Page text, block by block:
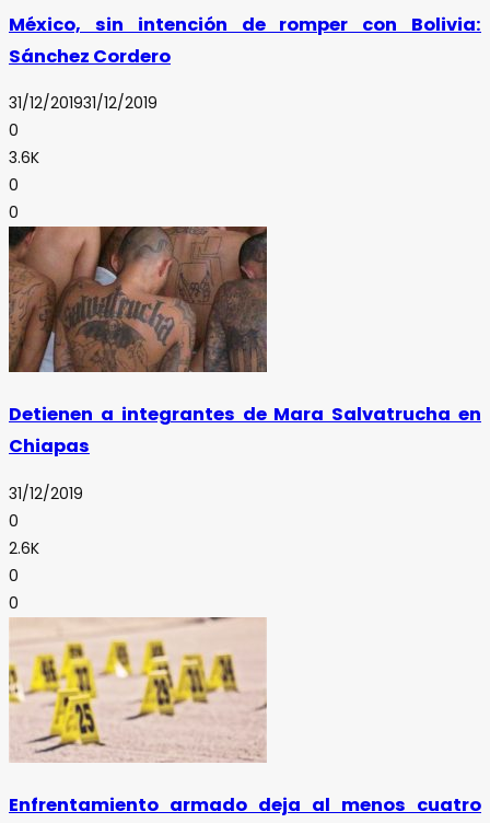
México, sin intención de romper con Bolivia:
Sánchez Cordero
31/12/201931/12/2019
0
3.6K
0
0
Detienen a integrantes de Mara Salvatrucha en
Chiapas
31/12/2019
0
2.6K
0
0
Enfrentamiento armado deja al menos cuatro